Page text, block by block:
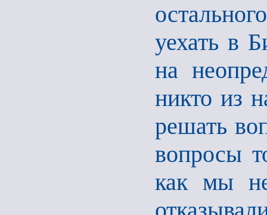
уехать в
на
никто из
решать
вопросы
как мы